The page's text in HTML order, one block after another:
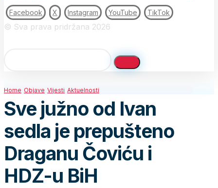
Facebook X Instagram YouTube TikTok
© Sva prava pridržana 2026
Home Objave Vijesti Aktuelnosti
Sve južno od Ivan
sedla je prepušteno
Draganu Čoviću i
HDZ-u BiH